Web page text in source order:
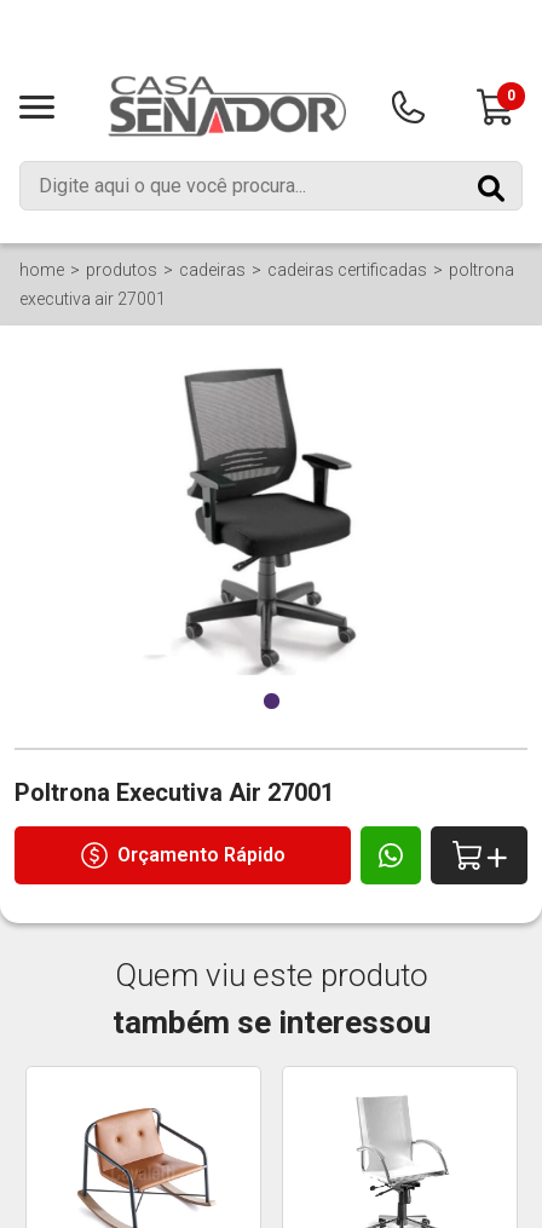
0
home produtos cadeiras cadeiras certificadas
poltrona
executiva air 27001
Poltrona Executiva Air 27001
Orçamento Rápido
Quem viu este produto
também se interessou